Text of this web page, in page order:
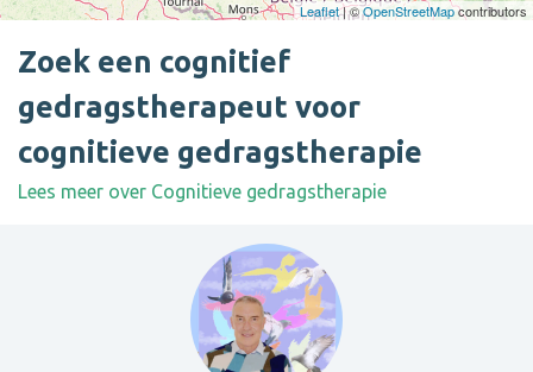
Leaflet| ©OpenStreetMapcontributors
Zoek een cognitief
gedragstherapeut voor
cognitieve gedragstherapie
Lees meer over Cognitieve gedragstherapie